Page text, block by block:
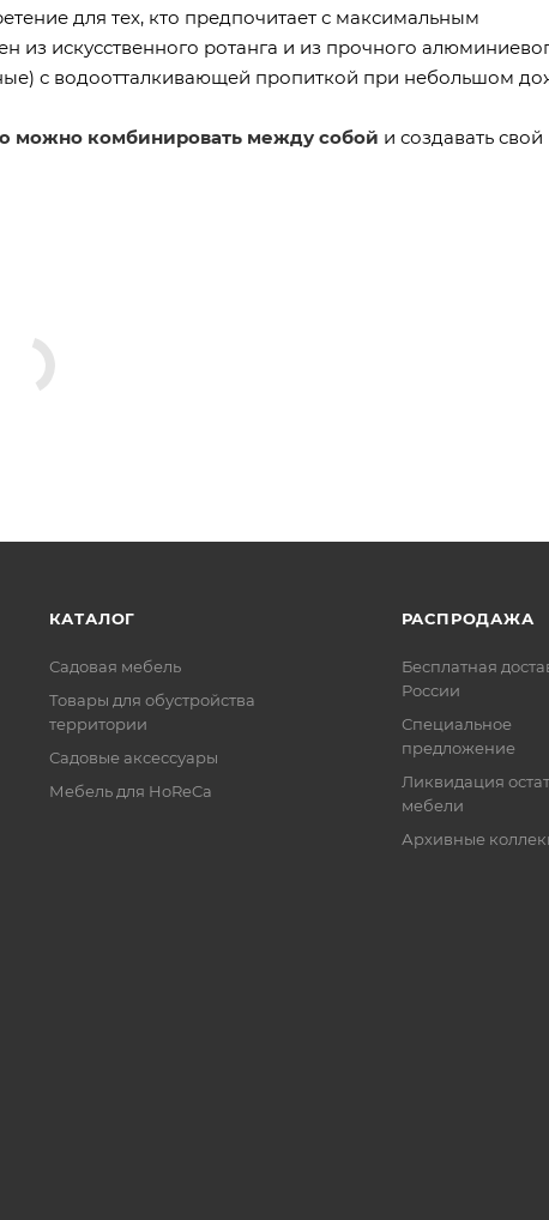
для тех, кто предпочитает с максимальным
искусственного ротанга и из прочного
с водоотталкивающей пропиткой при небольшом
можно комбинировать между собой и создавать свой
КАТАЛОГ
Садовая мебель
Товары для обустройства
территории
Садовые аксессуары
Мебель для HoReCa
РАСПРОДАЖА
Бесплатная
России
Специальное
предложение
Ликвидация
мебели
Архивные